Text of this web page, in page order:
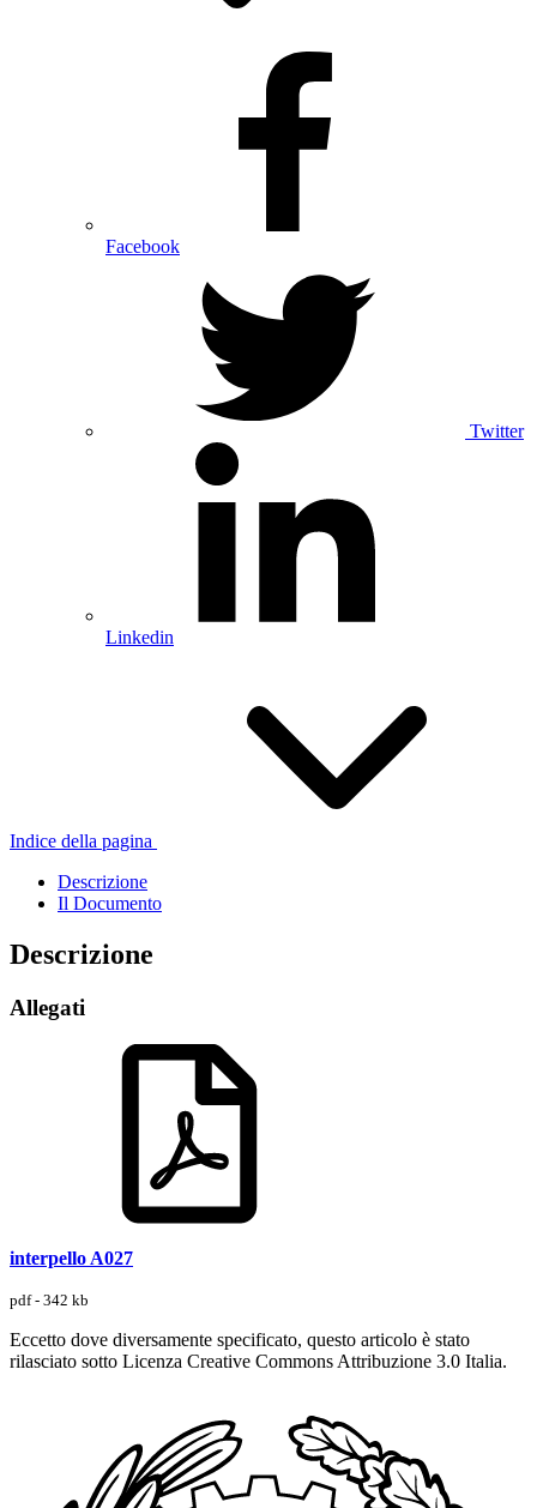
Facebook
Twitter
Linkedin
Indice della pagina
Descrizione
Il Documento
Descrizione
Allegati
interpello A027
pdf - 342 kb
Eccetto dove diversamente specificato, questo articolo è stato
rilasciato sotto Licenza Creative Commons Attribuzione 3.0 Italia.